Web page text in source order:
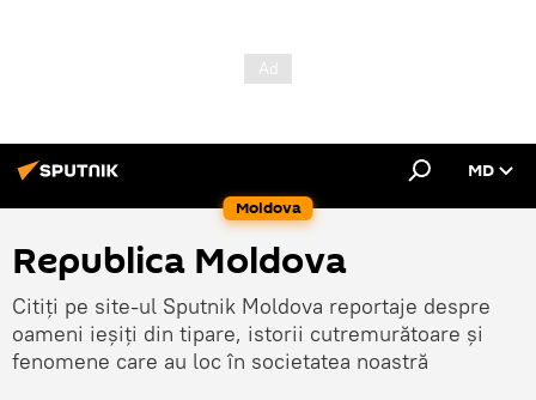
Moldova
MD
Republica Moldova
Citiți pe site-ul Sputnik Moldova reportaje despre
oameni ieșiți din tipare, istorii cutremurătoare și
fenomene care au loc în societatea noastră